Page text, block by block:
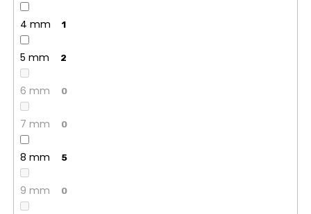
4 mm 1
5 mm 2
6 mm 0
7 mm 0
8 mm 5
9 mm 0